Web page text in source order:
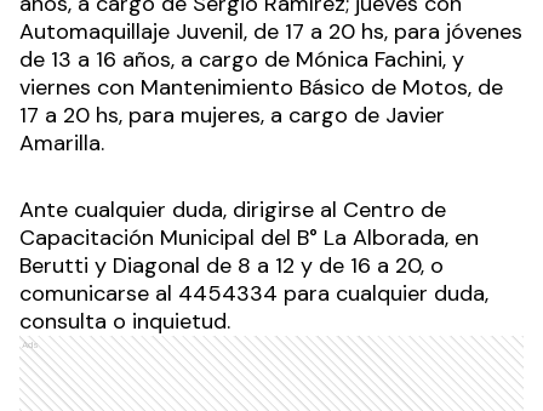
Automaquillaje Juvenil, de 17 a 20 hs, para jóvenes
de 13 a 16 años, a cargo de Mónica Fachini, y
viernes con Mantenimiento Básico de Motos, de
17 a 20 hs, para mujeres, a cargo de Javier
Amarilla.
Ante cualquier duda, dirigirse al Centro de
Capacitación Municipal del B° La Alborada, en
Berutti y Diagonal de 8 a 12 y de 16 a 20, o
comunicarse al 4454334 para cualquier duda,
consulta o inquietud.
Ads